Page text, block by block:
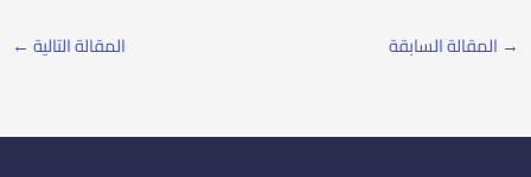
→ المقالة السابقة المقالة التالية ←